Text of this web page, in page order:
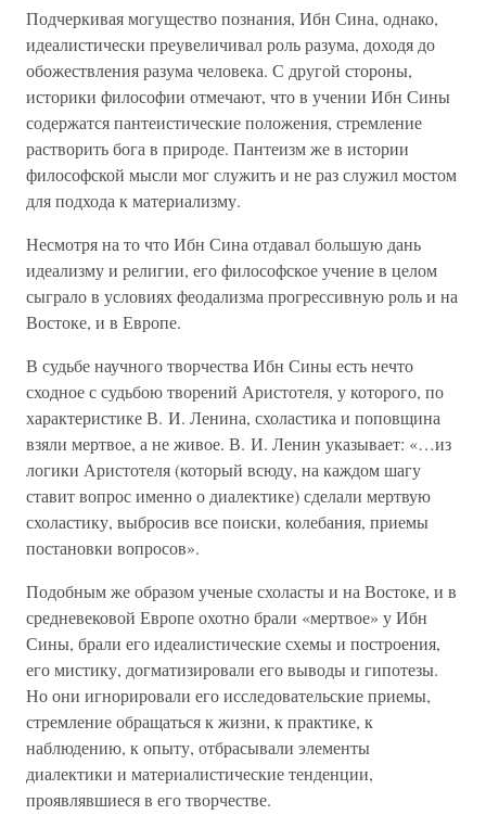
Подчеркивая могущество познания, Ибн Сина, однако,
идеалистически преувеличивал роль разума, доходя до
обожествления разума человека. С другой стороны,
историки философии отмечают, что в учении Ибн Сины
содержатся пантеистические положения, стремление
растворить бога в природе. Пантеизм же в истории
философской мысли мог служить и не раз служил мостом
для подхода к материализму.
Несмотря на то что Ибн Сина отдавал большую дань
идеализму и религии, его философское учение в целом
сыграло в условиях феодализма прогрессивную роль и на
Востоке, и в Европе.
В судьбе научного творчества Ибн Сины есть нечто
сходное с судьбою творений Аристотеля, у которого, по
характеристике В. И. Ленина, схоластика и поповщина
взяли мертвое, а не живое. В. И. Ленин указывает: «…из
логики Аристотеля (который всюду, на каждом шагу
ставит вопрос именно о диалектике) сделали мертвую
схоластику, выбросив все поиски, колебания, приемы
постановки вопросов».
Подобным же образом ученые схоласты и на Востоке, и в
средневековой Европе охотно брали «мертвое» у Ибн
Сины, брали его идеалистические схемы и построения,
его мистику, догматизировали его выводы и гипотезы.
Но они игнорировали его исследовательские приемы,
стремление обращаться к жизни, к практике, к
наблюдению, к опыту, отбрасывали элементы
диалектики и материалистические тенденции,
проявлявшиеся в его творчестве.